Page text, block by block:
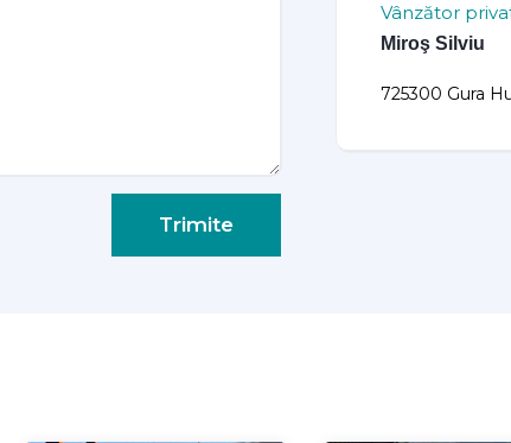
Trimite
Vânzător
Miroş Silviu
725300 Gura